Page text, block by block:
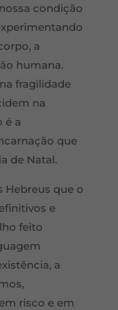
condição
a
humana.
fragilidade
na
é a
que
de Natal.
Hebreus que o
e
feito
a
risco e em